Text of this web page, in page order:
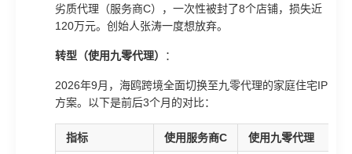
劣质代理（服务商C），一次性被封了8个店铺，损失近
120万元。创始人张涛一度想放弃。
转型（使用九零代理） ：
2026年9月，海鸥跨境全面切换至九零代理的家庭住宅IP
方案。以下是前后3个月的对比：
指标 使用服务商C 使用九零代理